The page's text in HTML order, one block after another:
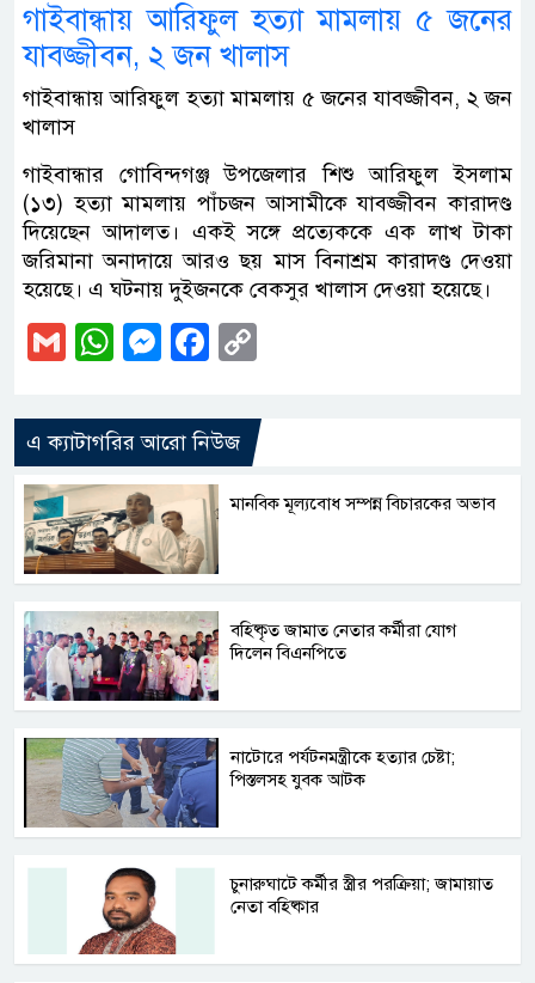
গাইবান্ধায় আরিফুল হত্যা মামলায় ৫ জনের
যাবজ্জীবন, ২ জন খালাস
গাইবান্ধায় আরিফুল হত্যা মামলায় ৫ জনের যাবজ্জীবন, ২ জন
খালাস
গাইবান্ধার গোবিন্দগঞ্জ উপজেলার শিশু আরিফুল ইসলাম
(১৩) হত্যা মামলায় পাঁচজন আসামীকে যাবজ্জীবন কারাদণ্ড
দিয়েছেন আদালত। একই সঙ্গে প্রত্যেককে এক লাখ টাকা
জরিমানা অনাদায়ে আরও ছয় মাস বিনাশ্রম কারাদণ্ড দেওয়া
হয়েছে। এ ঘটনায় দুইজনকে বেকসুর খালাস দেওয়া হয়েছে।
GmailWhatsApp
Messenger
Facebook
এ ক্যাটাগরির আরো নিউজ
মানবিক মূল্যবোধ সম্পন্ন বিচারকের অভাব
বহিষ্কৃত জামাত নেতার কর্মীরা যোগ
দিলেন বিএনপিতে
নাটোরে পর্যটনমন্ত্রীকে হত্যার চেষ্টা;
পিস্তলসহ যুবক আটক
চুনারুঘাটে কর্মীর স্ত্রীর পরক্রিয়া; জামায়াত
নেতা বহিষ্কার